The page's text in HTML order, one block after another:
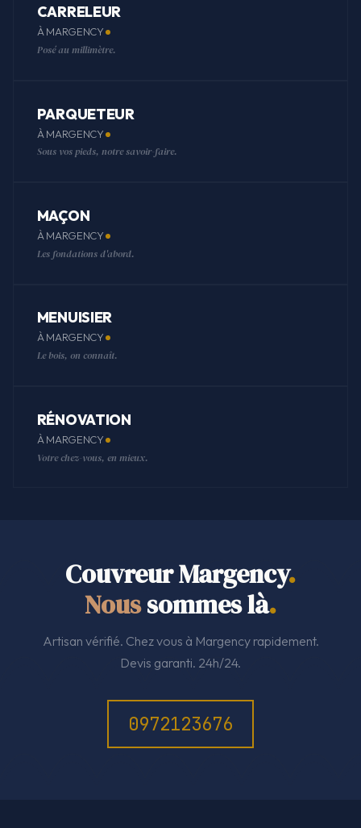
CARRELEUR
À MARGENCY
Posé au millimètre.
PARQUETEUR
À MARGENCY
Sous vos pieds, notre savoir-faire.
MAÇON
À MARGENCY
Les fondations d'abord.
MENUISIER
À MARGENCY
Le bois, on connaît.
RÉNOVATION
À MARGENCY
Votre chez-vous, en mieux.
Couvreur Margency.
Noussommes là.
Artisan vérifié. Chez vous à Margency rapidement.
Devis garanti. 24h/24.
0972123676